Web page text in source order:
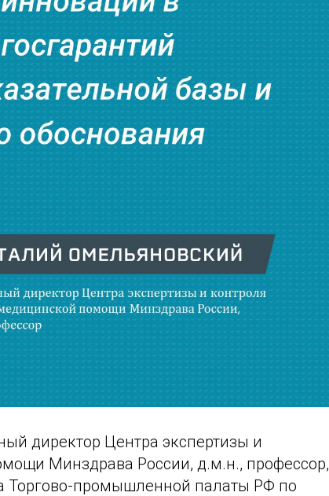
директор Центра экспертизы и
Минздрава России, д.м.н., профессор,
Торгово-промышленной палаты РФ по